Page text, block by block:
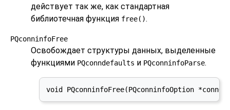
действует так же, как стандартная
библиотечная функция free().
PQconninfoFree
Освобождает структуры данных, выделенные
функциями PQconndefaults и PQconninfoParse.
void PQconninfoFree(PQconninfoOption